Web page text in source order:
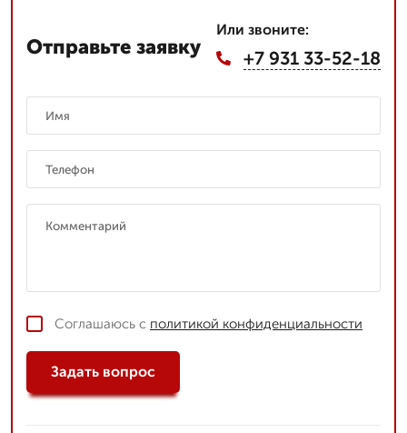
Отправьте заявку
Или звоните:
+7 931 33-52-18
Соглашаюсь с политикой конфиденциальности
Задать вопрос